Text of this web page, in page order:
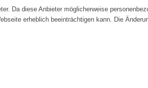
Da diese Anbieter möglicherweise
erheblich beeinträchtigen kann. Die